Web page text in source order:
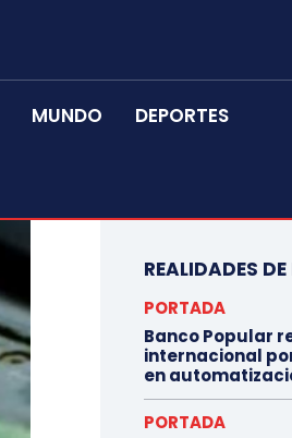
MUNDO DEPORTES
REALIDADES
PORTADA
Banco Popular
internacional
en
PORTADA